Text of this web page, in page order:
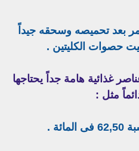
بعد تحميصه وسحقه جيداً
حصوات الكليتين .
غذائية هامة جداً يحتاجها
مثل :
.